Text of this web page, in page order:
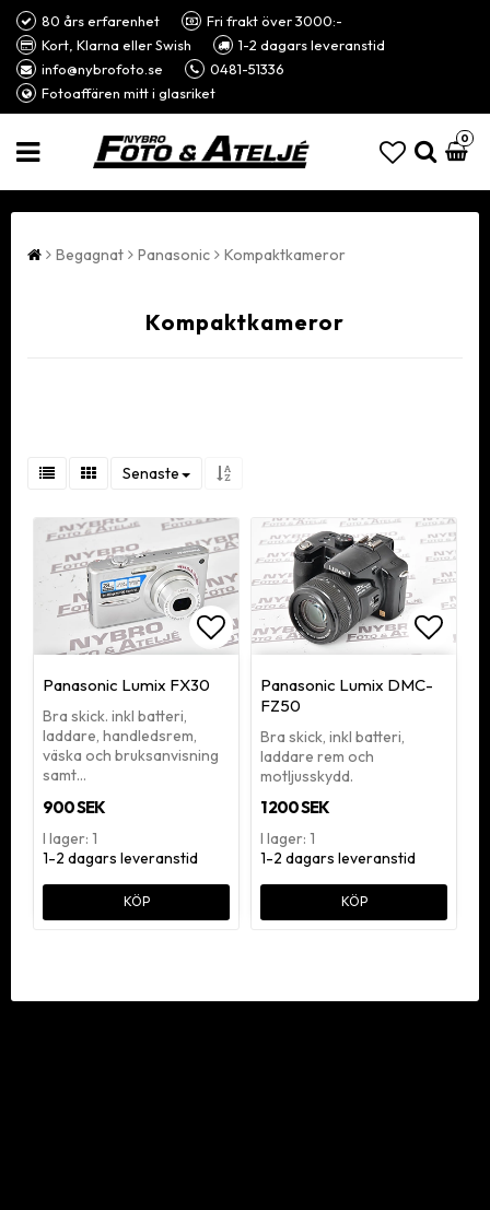
80 års erfarenhet
Fri frakt över 3000:-
Kort, Klarna eller Swish
1-2 dagars leveranstid
info@nybrofoto.se
0481-51336
Fotoaffären mitt i glasriket
0
Begagnat Panasonic Kompaktkameror
Kompaktkameror
Senaste
Lägg till i favoritlistan
Panasonic Lumix FX30
Bra skick. inkl batteri,
laddare, handledsrem,
väska och bruksanvisning
samt…
900 SEK
I lager: 1
1-2 dagars leveranstid
KÖP
Lägg
Panasonic Lumix DMC-
FZ50
Bra skick, inkl batteri,
laddare rem och
motljusskydd.
1 200 SEK
I lager: 1
1-2 dagars leveranstid
KÖP